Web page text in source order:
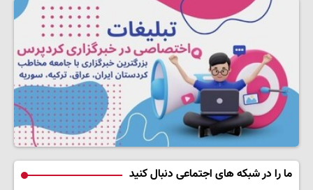
ما را در شبکه های اجتماعی دنبال کنید